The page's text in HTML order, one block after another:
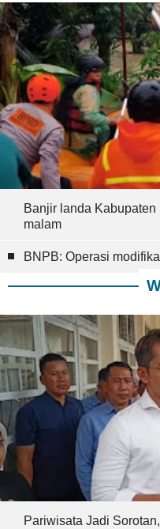
Banjir landa
malam
BNPB: Operasi
Pariwisata Jadi